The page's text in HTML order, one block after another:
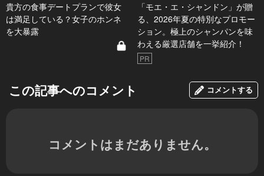
貴方の食事デートプランで彼女
は満足している？女子のホンネ
を大暴露
「モエ・エ・シャンドン」が贈
る、2026年夏の特別なプロモー
ション。極上のシャンパンを味
わえる厳選店舗を一挙紹介！
PR
この記事へのコメント コメントする
コメントはまだありません。